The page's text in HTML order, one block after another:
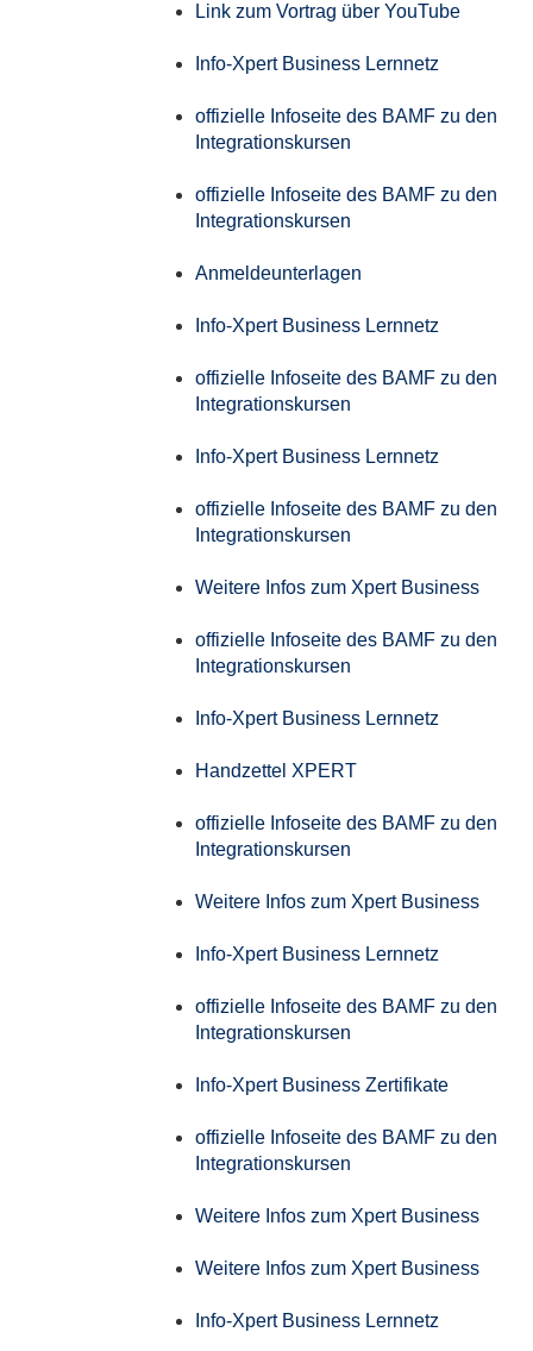
Link zum Vortrag über YouTube
Info-Xpert Business Lernnetz
offizielle Infoseite des BAMF zu den
Integrationskursen
offizielle Infoseite des BAMF zu den
Integrationskursen
Anmeldeunterlagen
Info-Xpert Business Lernnetz
offizielle Infoseite des BAMF zu den
Integrationskursen
Info-Xpert Business Lernnetz
offizielle Infoseite des BAMF zu den
Integrationskursen
Weitere Infos zum Xpert Business
offizielle Infoseite des BAMF zu den
Integrationskursen
Info-Xpert Business Lernnetz
Handzettel XPERT
offizielle Infoseite des BAMF zu den
Integrationskursen
Weitere Infos zum Xpert Business
Info-Xpert Business Lernnetz
offizielle Infoseite des BAMF zu den
Integrationskursen
Info-Xpert Business Zertifikate
offizielle Infoseite des BAMF zu den
Integrationskursen
Weitere Infos zum Xpert Business
Weitere Infos zum Xpert Business
Info-Xpert Business Lernnetz